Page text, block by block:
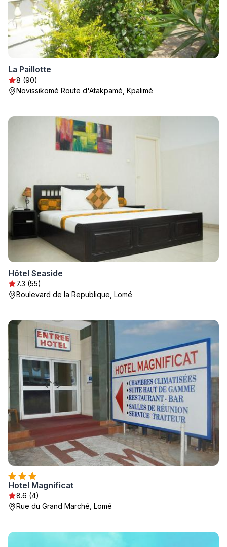
La Paillotte
8 (90)
Novissikomé Route d'Atakpamé, Kpalimé
Hôtel Seaside
7.3 (55)
Boulevard de la Republique, Lomé
Hotel Magnificat
8.6 (4)
Rue du Grand Marché, Lomé